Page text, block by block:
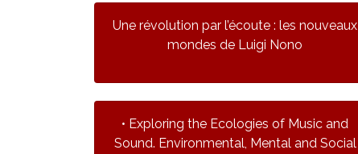
Une révolution par l’écoute : les nouveaux
mondes de Luigi Nono
• Exploring the Ecologies of Music and
Sound. Environmental, Mental and Social